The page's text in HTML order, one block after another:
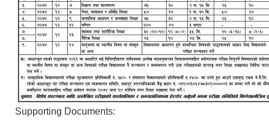
Supporting Documents: